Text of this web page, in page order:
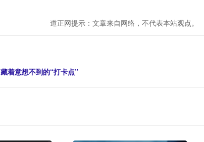
道正网提示：文章来自网络，不代表本站观点。
着意想不到的“打卡点”